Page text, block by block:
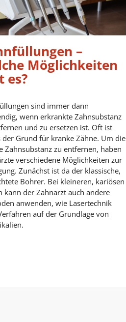
–
Möglichkeiten
es?
sind immer dann
wenn erkrankte Zahnsubstanz
und zu ersetzen ist. Oft ist
der Grund für kranke Zähne. Um die
Zahnsubstanz zu entfernen, haben
verschiedene Möglichkeiten zur
Zunächst ist da der klassische,
Bohrer. Bei kleineren, kariösen
kann der Zahnarzt auch andere
anwenden, wie Lasertechnik
auf der Grundlage von